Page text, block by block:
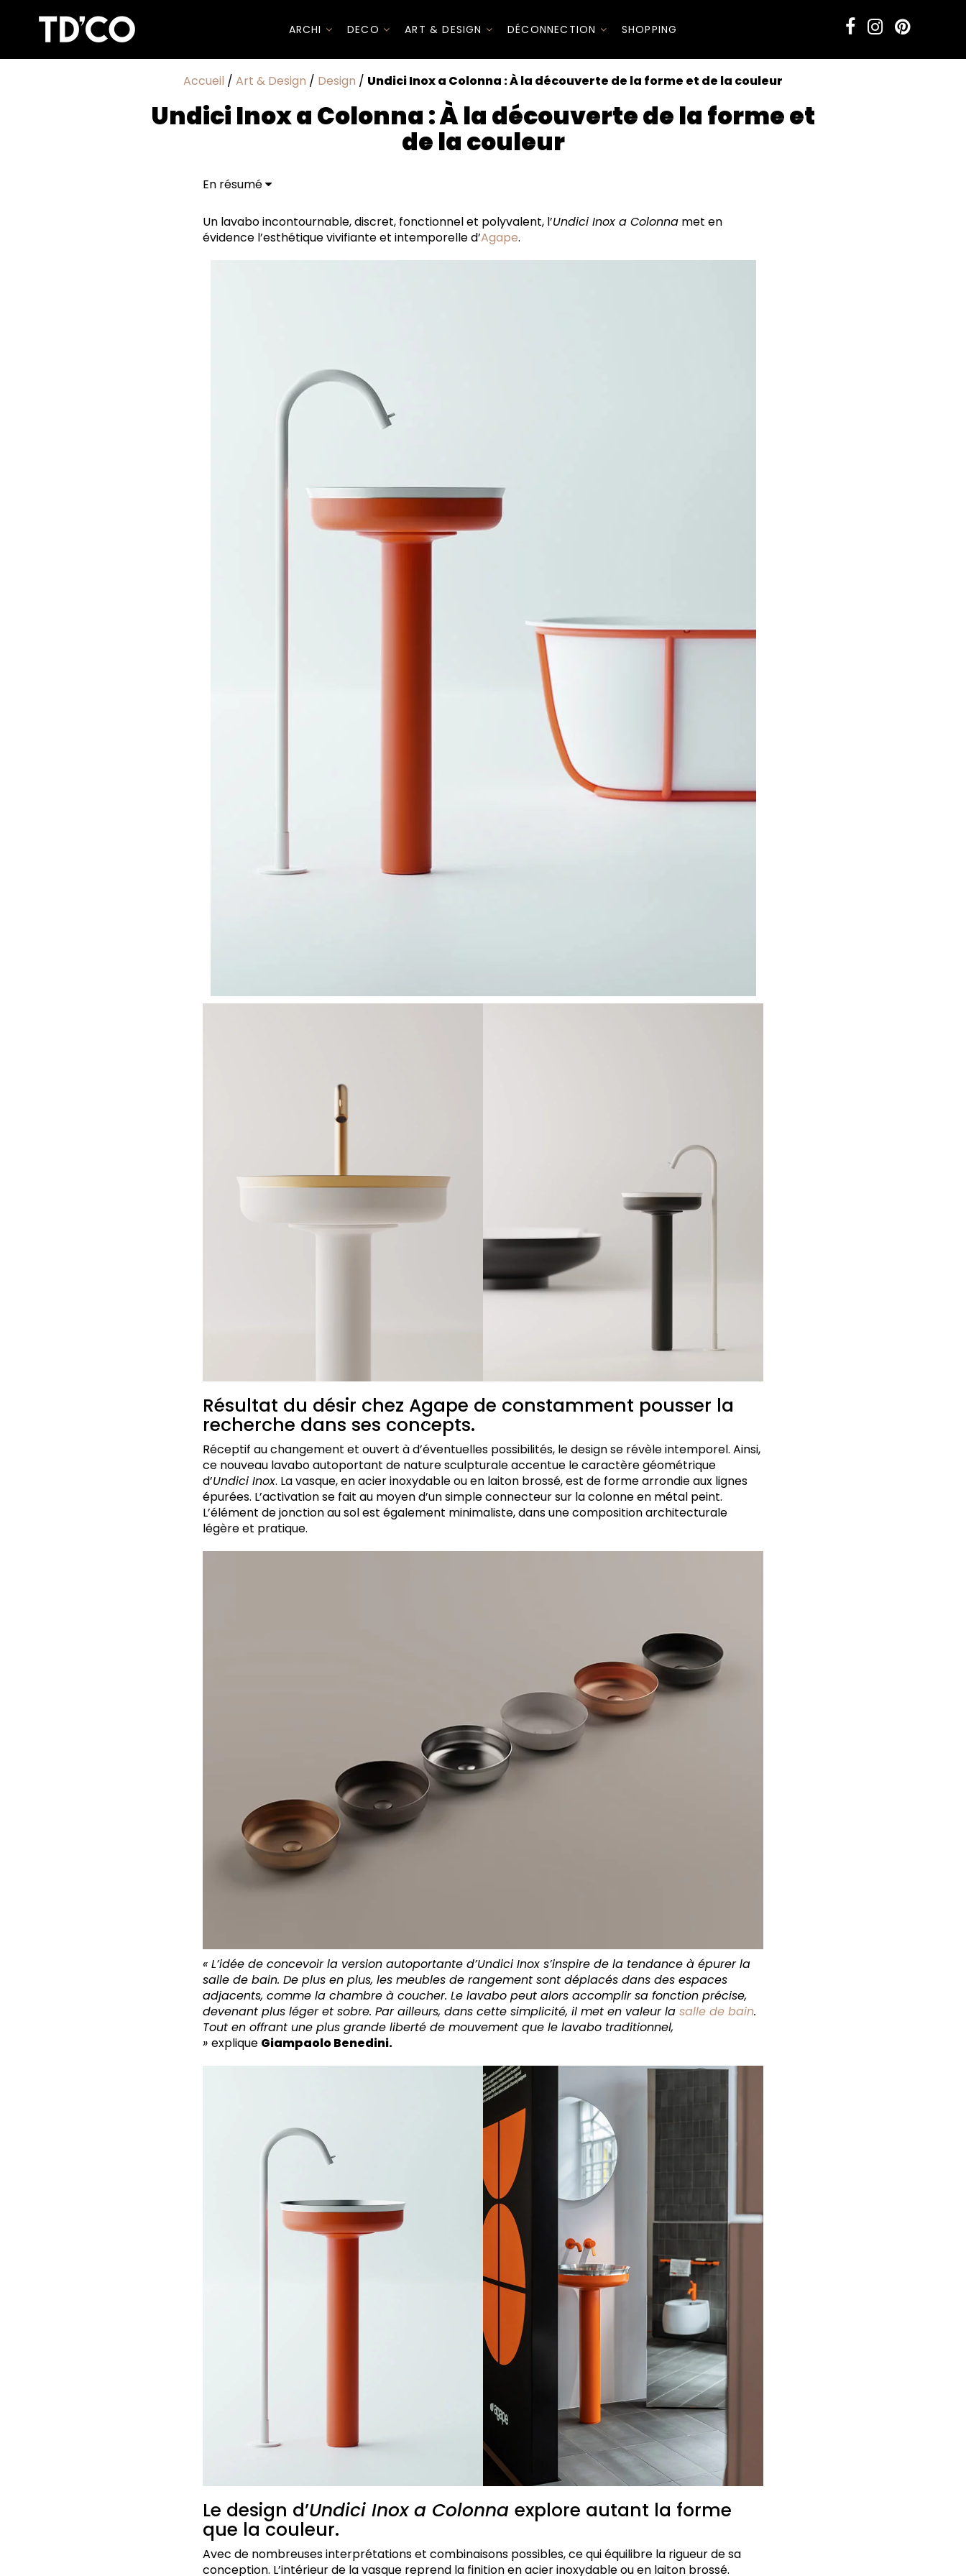
ARCHI DECO ART & DESIGN DÉCONNECTION SHOPPING
Accueil / Art & Design / Design / Undici Inox a Colonna : À la découverte de la forme et de la couleur
Undici Inox a Colonna : À la découverte de la forme et
de la couleur
En résumé
Le design d’Undici Inox a Colonna explore autant la forme que la couleur.
Un lavabo incontournable, discret, fonctionnel et polyvalent, l’Undici Inox a Colonna met en
évidence l’esthétique vivifiante et intemporelle d’Agape.
Résultat du désir chez Agape de constamment pousser la
recherche dans ses concepts.
Réceptif au changement et ouvert à d’éventuelles possibilités, le design se révèle intemporel. Ainsi,
ce nouveau lavabo autoportant de nature sculpturale accentue le caractère géométrique
d’Undici Inox. La vasque, en acier inoxydable ou en laiton brossé, est de forme arrondie aux lignes
épurées. L’activation se fait au moyen d’un simple connecteur sur la colonne en métal peint.
L’élément de jonction au sol est également minimaliste, dans une composition architecturale
légère et pratique.
« L’idée de concevoir la version autoportante d’Undici Inox s’inspire de la tendance à épurer la
salle de bain. De plus en plus, les meubles de rangement sont déplacés dans des espaces
adjacents, comme la chambre à coucher. Le lavabo peut alors accomplir sa fonction précise,
devenant plus léger et sobre. Par ailleurs, dans cette simplicité, il met en valeur la salle de bain.
Tout en offrant une plus grande liberté de mouvement que le lavabo traditionnel,
» explique Giampaolo Benedini.
Le design d’Undici Inox a Colonna explore autant la forme
que la couleur.
Avec de nombreuses interprétations et combinaisons possibles, ce qui équilibre la rigueur de sa
conception. L’intérieur de la vasque reprend la finition en acier inoxydable ou en laiton brossé.